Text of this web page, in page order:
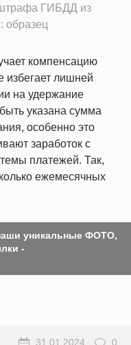
ГИБДД из
образец
компенсацию
лишней
на удержание
указана сумма
особенно это
заработок с
платежей. Так,
ежемесячных
уникальные ФОТО,
-
31.01.2024 0